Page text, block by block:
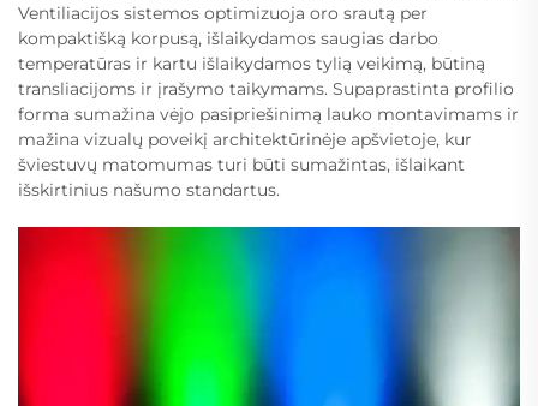
Ventiliacijos sistemos optimizuoja oro srautą per
kompaktišką korpusą, išlaikydamos saugias darbo
temperatūras ir kartu išlaikydamos tylią veikimą, būtiną
transliacijoms ir įrašymo taikymams. Supaprastinta profilio
forma sumažina vėjo pasipriešinimą lauko montavimams ir
mažina vizualų poveikį architektūrinėje apšvietoje, kur
šviestuvų matomumas turi būti sumažintas, išlaikant
išskirtinius našumo standartus.